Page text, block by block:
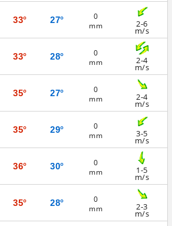
33°
33°
35°
35°
36°
35°
27°
28°
27°
29°
30°
28°
0
mm
0
mm
0
mm
0
mm
0
mm
0
mm
2-6
m/s
2-4
m/s
2-4
m/s
3-5
m/s
1-5
m/s
2-3
m/s